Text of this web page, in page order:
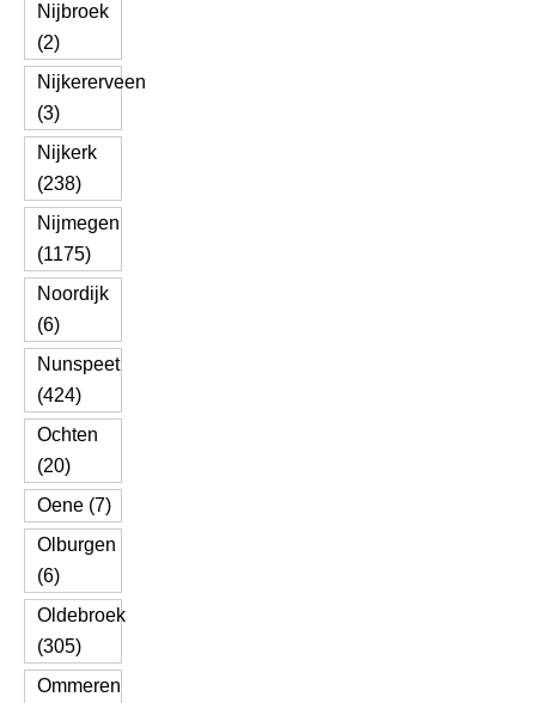
Nijbroek
(2)
Nijkererveen
(3)
Nijkerk
(238)
Nijmegen
(1175)
Noordijk
(6)
Nunspeet
(424)
Ochten
(20)
Oene (7)
Olburgen
(6)
Oldebroek
(305)
Ommeren